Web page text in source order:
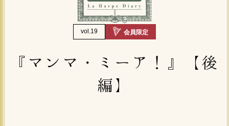
vol.19 会員限定
『マンマ・ミーア！』【後
編】